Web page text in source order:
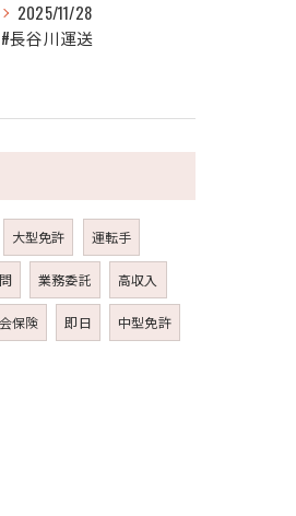
2025/11/28
#長谷川運送
大型免許 運転手
業務委託 高収入
保険 即日 中型免許